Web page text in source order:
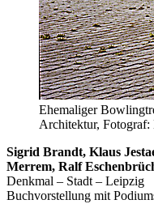
Ehemaliger
Architektur, Fotograf:
Sigrid Brandt, Klaus
Merrem, Ralf
Denkmal – Stadt – Leipzig
Buchvorstellung mit